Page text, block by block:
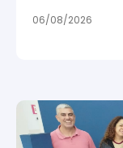
06/08/2026